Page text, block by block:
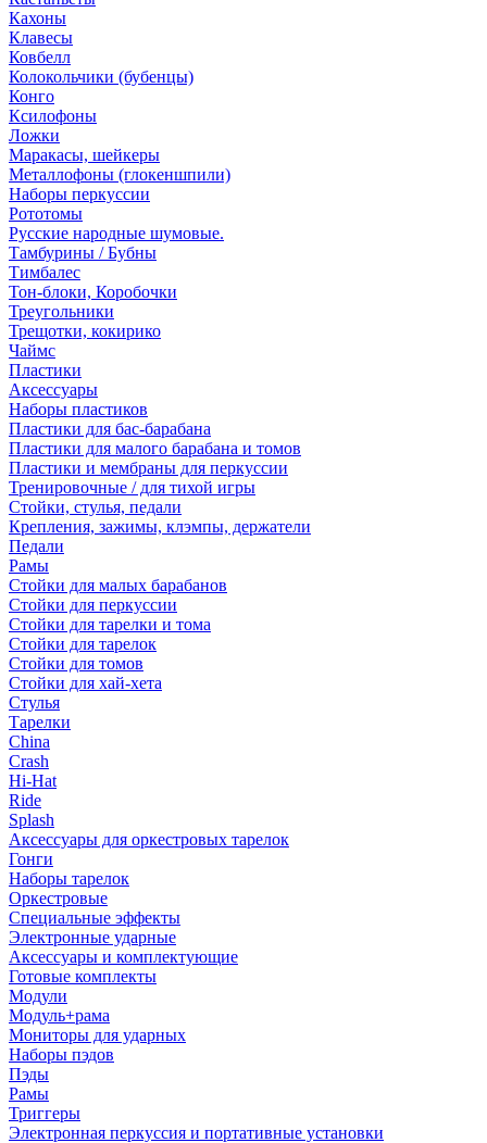
Кахоны
Клавесы
Ковбелл
Колокольчики (бубенцы)
Конго
Ксилофоны
Ложки
Маракасы, шейкеры
Металлофоны (глокеншпили)
Наборы перкуссии
Рототомы
Русские народные шумовые.
Тамбурины / Бубны
Тимбалес
Тон-блоки, Коробочки
Треугольники
Трещотки, кокирико
Чаймс
Пластики
Аксессуары
Наборы пластиков
Пластики для бас-барабана
Пластики для малого барабана и томов
Пластики и мембраны для перкуссии
Тренировочные / для тихой игры
Стойки, стулья, педали
Крепления, зажимы, клэмпы, держатели
Педали
Рамы
Стойки для малых барабанов
Стойки для перкуссии
Стойки для тарелки и тома
Стойки для тарелок
Стойки для томов
Стойки для хай-хета
Стулья
Тарелки
China
Crash
Hi-Hat
Ride
Splash
Аксессуары для оркестровых тарелок
Гонги
Наборы тарелок
Оркестровые
Специальные эффекты
Электронные ударные
Аксессуары и комплектующие
Готовые комплекты
Модули
Модуль+рама
Мониторы для ударных
Наборы пэдов
Пэды
Рамы
Триггеры
Электронная перкуссия и портативные установки